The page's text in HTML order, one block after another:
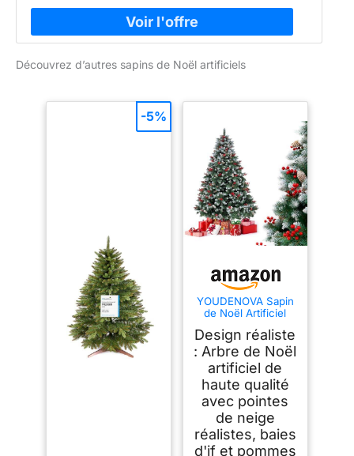
Découvrez d’autres sapins de Noël artificiels
-5%
YOUDENOVA Sapin
de Noël Artificiel
- avec Pommes de
pin Ilex - avec
système de Pliage
Rapide
Design réaliste
: Arbre de Noël
artificiel de
haute qualité
avec pointes
de neige
réalistes, baies
d'if et pommes